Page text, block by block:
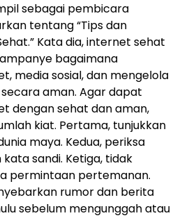
sebagai pembicara
tentang “Tips dan
Kata dia, internet sehat
bagaimana
media sosial, dan mengelola
aman. Agar dapat
dengan sehat dan aman,
kiat. Pertama, tunjukkan
maya. Kedua, periksa
sandi. Ketiga, tidak
permintaan pertemanan.
rumor dan berita
sebelum mengunggah atau